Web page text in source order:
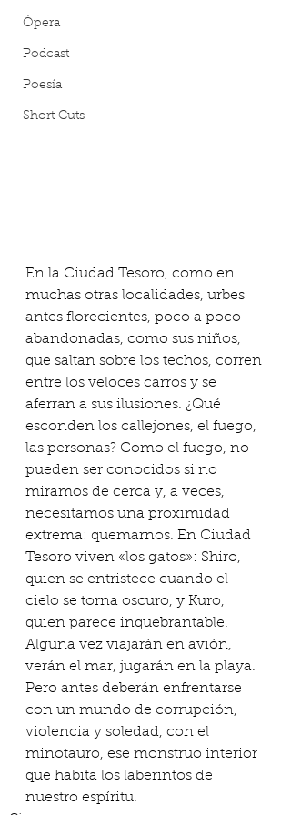
Ópera
Podcast
Poesía
Short Cuts
En la Ciudad Tesoro, como en
muchas otras localidades, urbes
antes florecientes, poco a poco
abandonadas, como sus niños,
que saltan sobre los techos, corren
entre los veloces carros y se
aferran a sus ilusiones. ¿Qué
esconden los callejones, el fuego,
las personas? Como el fuego, no
pueden ser conocidos si no
miramos de cerca y, a veces,
necesitamos una proximidad
extrema: quemarnos. En Ciudad
Tesoro viven «los gatos»: Shiro,
quien se entristece cuando el
cielo se torna oscuro, y Kuro,
quien parece inquebrantable.
Alguna vez viajarán en avión,
verán el mar, jugarán en la playa.
Pero antes deberán enfrentarse
con un mundo de corrupción,
violencia y soledad, con el
minotauro, ese monstruo interior
que habita los laberintos de
nuestro espíritu.